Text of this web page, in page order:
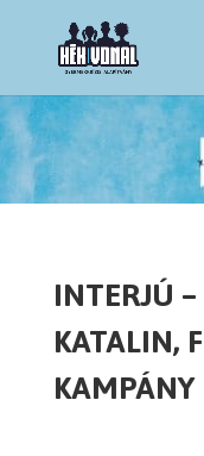
INTERJÚ
KATALIN,
KAMPÁNY